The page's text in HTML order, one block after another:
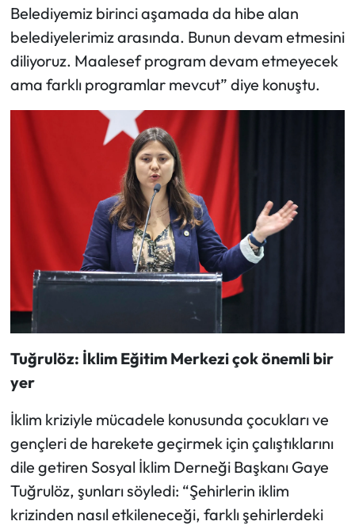
Belediyemiz birinci aşamada da hibe alan
belediyelerimiz arasında. Bunun devam etmesini
diliyoruz. Maalesef program devam etmeyecek
ama farklı programlar mevcut” diye konuştu.
Tuğrulöz: İklim Eğitim Merkezi çok önemli bir
yer
İklim kriziyle mücadele konusunda çocukları ve
gençleri de harekete geçirmek için çalıştıklarını
dile getiren Sosyal İklim Derneği Başkanı Gaye
Tuğrulöz, şunları söyledi: “Şehirlerin iklim
krizinden nasıl etkileneceği, farklı şehirlerdeki